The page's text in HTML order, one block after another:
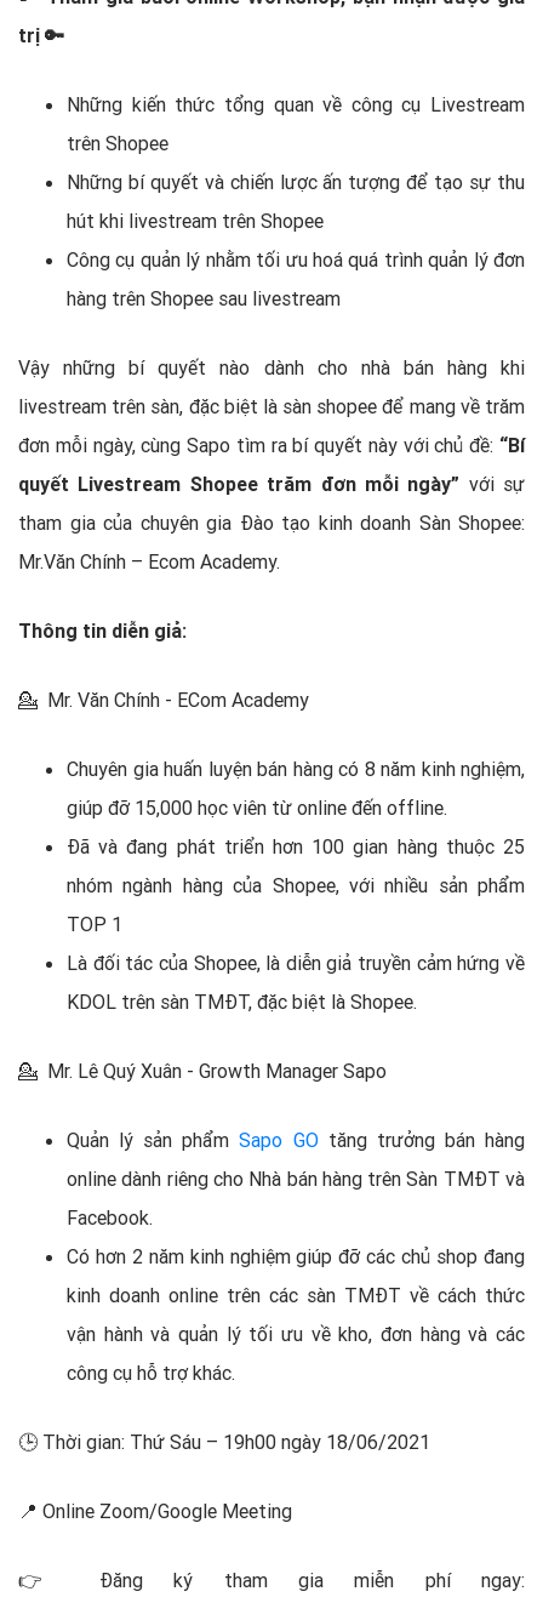
trị 🔑
Những kiến thức tổng quan về công cụ Livestream
trên Shopee
Những bí quyết và chiến lược ấn tượng để tạo sự thu
hút khi livestream trên Shopee
Công cụ quản lý nhằm tối ưu hoá quá trình quản lý đơn
hàng trên Shopee sau livestream
Vậy những bí quyết nào dành cho nhà bán hàng khi
livestream trên sàn, đặc biệt là sàn shopee để mang về trăm
đơn mỗi ngày, cùng Sapo tìm ra bí quyết này với chủ đề: “Bí
quyết Livestream Shopee trăm đơn mỗi ngày” với sự
tham gia của chuyên gia Đào tạo kinh doanh Sàn Shopee:
Mr.Văn Chính – Ecom Academy.
Thông tin diễn giả:
💁 Mr. Văn Chính - ECom Academy
Chuyên gia huấn luyện bán hàng có 8 năm kinh nghiệm,
giúp đỡ 15,000 học viên từ online đến offline.
Đã và đang phát triển hơn 100 gian hàng thuộc 25
nhóm ngành hàng của Shopee, với nhiều sản phẩm
TOP 1
Là đối tác của Shopee, là diễn giả truyền cảm hứng về
KDOL trên sàn TMĐT, đặc biệt là Shopee.
💁 Mr. Lê Quý Xuân - Growth Manager Sapo
Quản lý sản phẩmSapo GOtăng trưởng bán hàng
online dành riêng cho Nhà bán hàng trên Sàn TMĐT và
Facebook.
Có hơn 2 năm kinh nghiệm giúp đỡ các chủ shop đang
kinh doanh online trên các sàn TMĐT về cách thức
vận hành và quản lý tối ưu về kho, đơn hàng và các
công cụ hỗ trợ khác.
🕒 Thời gian: Thứ Sáu – 19h00 ngày 18/06/2021
📍 Online Zoom/Google Meeting
👉 Đăng ký tham gia miễn phí ngay: